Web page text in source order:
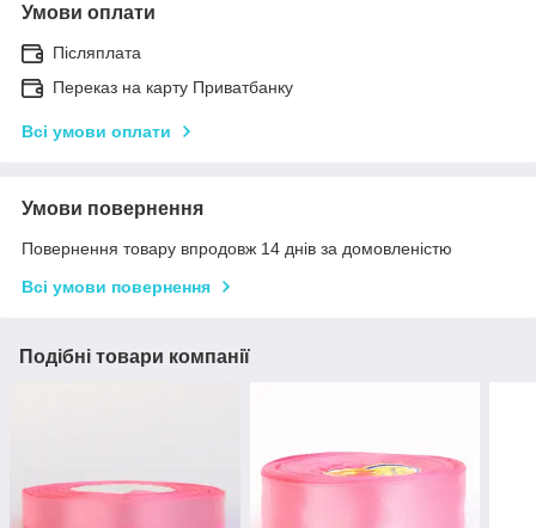
Умови оплати
Післяплата
Переказ на карту Приватбанку
Всі умови оплати
Умови повернення
Повернення товару впродовж 14 днів за домовленістю
Всі умови повернення
Подібні товари компанії